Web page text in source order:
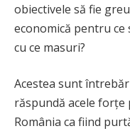
obiectivele să fie
economică pentru ce
cu ce ​​masuri?
Acestea sunt
răspundă acele forțe
România ca fiind